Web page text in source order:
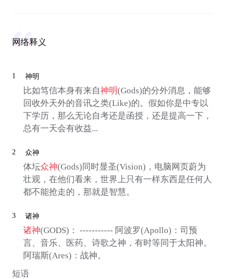
网络释义
1 神明
比如笃信本身有来自神明(Gods)的分外消息，能够
回收外天外的音讯之类(Like)的。假如你是中专以
下学历，那么无论自考还是函授，还是提高一下，
总有一天会有收益...
2 众神
体坛众神(Gods)同时显圣(Vision)，电脑网页蔚为
壮观，在他们看来，世界上只有一样东西是任何人
都不能抢走的，那就是智慧。
3 诸神
诸神(GODS)： ----------- 阿波罗(Apollo)：司预
言、音乐、医药、诗歌之神，有时等同于太阳神。
阿瑞斯(Ares)：战神。
短语